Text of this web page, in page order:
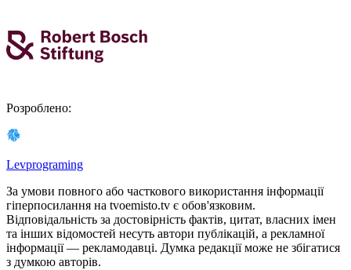
Розроблено:
Levprograming
За умови повного або часткового використання iнформацiї
гіперпосилання на tvoemisto.tv є обов'язковим.
Відповідальність за достовірність фактів, цитат, власних імен
та інших відомостей несуть автори публікацій, а рекламної
інформації — рекламодавці. Думка редакцiї може не збiгатися
з думкою авторiв.